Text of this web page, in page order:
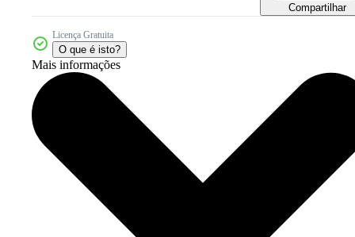
Compartilhar
Licença Gratuita
O que é isto?
Mais informações